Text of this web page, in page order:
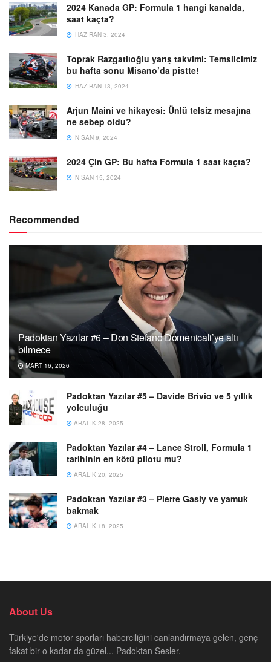
2024 Kanada GP: Formula 1 hangi kanalda,
saat kaçta?
HAZIRAN 3, 2024
Toprak Razgatlıoğlu yarış takvimi: Temsilcimiz
bu hafta sonu Misano’da pistte!
HAZIRAN 13, 2024
Arjun Maini ve hikayesi: Ünlü telsiz mesajına
ne sebep oldu?
NISAN 9, 2024
2024 Çin GP: Bu hafta Formula 1 saat kaçta?
NISAN 15, 2024
Recommended
Padoktan Yazılar #6 – Don Stefano Domenicali’ye altı
bilmece
MART 16, 2026
Padoktan Yazılar #5 – Davide Brivio ve 5 yıllık
yolculuğu
ARALIK 28, 2025
Padoktan Yazılar #4 – Lance Stroll, Formula 1
tarihinin en kötü pilotu mu?
ARALIK 20, 2025
Padoktan Yazılar #3 – Pierre Gasly ve yamuk
bakmak
ARALIK 18, 2025
About Us
Türkiye'de motor sporları haberciliğini canlandırmaya gelen, genç
fakat bir o kadar da güzel... Padoktan Sesler.